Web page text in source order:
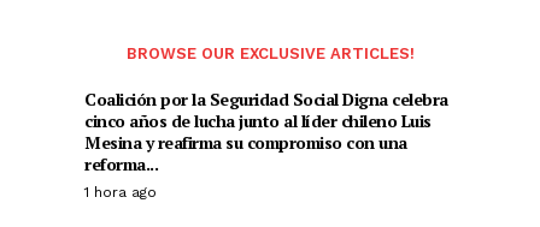
BROWSE OUR EXCLUSIVE ARTICLES!
Coalición por la Seguridad Social Digna celebra
cinco años de lucha junto al líder chileno Luis
Mesina y reafirma su compromiso con una
reforma...
1 hora ago